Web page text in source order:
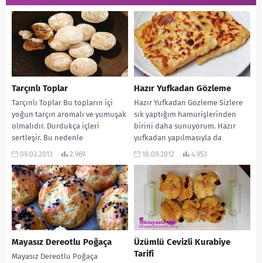
Tarçınlı Toplar
Tarçınlı Toplar Bu topların içi
yoğun tarçın aromalı ve yumuşak
olmalıdır. Durdukça içleri
sertleşir. Bu nedenle
buzdolabında saklayıp, yeneceği
09.03.2013 2.969
Hazır Yufkadan Gözleme
Hazır Yufkadan Gözleme Sizlere
sık yaptığım hamurişlerinden
birini daha sunuyorum. Hazır
yufkadan yapılmasıyla da
oldukça basit ve çok az zaman...
18.09.2012 4.953
Mayasız Dereotlu Poğaça
Mayasız Dereotlu Poğaça
Üzümlü Cevizli Kurabiye
Tarifi